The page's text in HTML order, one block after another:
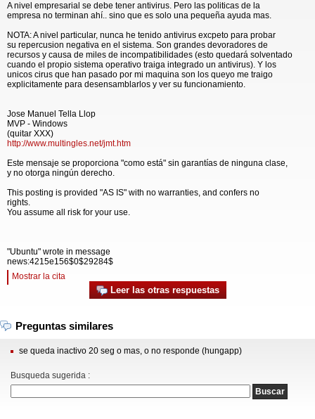
A nivel empresarial se debe tener antivirus. Pero las politicas de la
empresa no terminan ahí.. sino que es solo una pequeña ayuda mas.
NOTA: A nivel particular, nunca he tenido antivirus excpeto para probar
su repercusion negativa en el sistema. Son grandes devoradores de
recursos y causa de miles de incompatibilidades (esto quedará solventado
cuando el propio sistema operativo traiga integrado un antivirus). Y los
unicos cirus que han pasado por mi maquina son los queyo me traigo
explicitamente para desensamblarlos y ver su funcionamiento.
Jose Manuel Tella Llop
MVP - Windows
(quitar XXX)
http://www.multingles.net/jmt.htm
Este mensaje se proporciona "como está" sin garantías de ninguna clase,
y no otorga ningún derecho.
This posting is provided "AS IS" with no warranties, and confers no
rights.
You assume all risk for your use.
"Ubuntu" wrote in message
news:4215e156$0$29284$
Mostrar la cita
Leer las otras respuestas
Preguntas similares
se queda inactivo 20 seg o mas, o no responde (hungapp)
Busqueda sugerida :